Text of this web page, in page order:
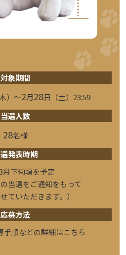
対象期間
）～2月28日（土）23:59
当選人数
28名様
発表時期
月下旬頃を予定
の当選をご通知をもって
ていただきます。）
応募方法
手順などの詳細はこちら